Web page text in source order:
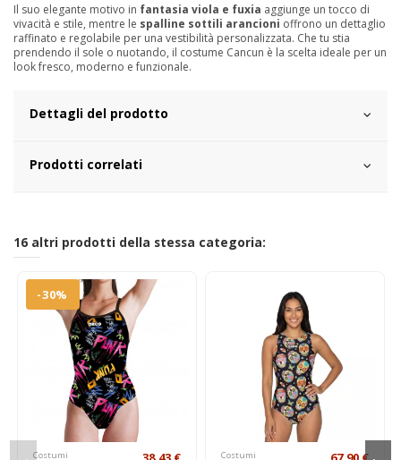
Il suo elegante motivo in fantasia viola e fuxia aggiunge un tocco di
vivacità e stile, mentre le spalline sottili arancioni offrono un dettaglio
raffinato e regolabile per una vestibilità personalizzata. Che tu stia
prendendo il sole o nuotando, il costume Cancun è la scelta ideale per un
look fresco, moderno e funzionale.
Dettagli del prodotto
Prodotti correlati
16 altri prodotti della stessa categoria:
-30%
Costumi Costumi